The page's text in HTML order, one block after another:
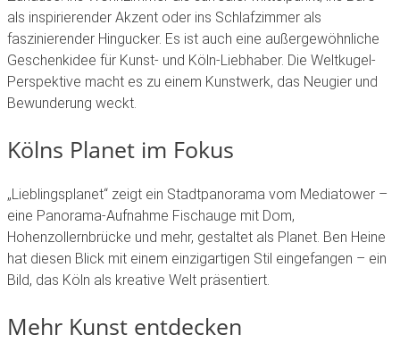
als inspirierender Akzent oder ins Schlafzimmer als
faszinierender Hingucker. Es ist auch eine außergewöhnliche
Geschenkidee für Kunst- und Köln-Liebhaber. Die Weltkugel-
Perspektive macht es zu einem Kunstwerk, das Neugier und
Bewunderung weckt.
Kölns Planet im Fokus
„Lieblingsplanet“ zeigt ein Stadtpanorama vom Mediatower –
eine Panorama-Aufnahme Fischauge mit Dom,
Hohenzollernbrücke und mehr, gestaltet als Planet. Ben Heine
hat diesen Blick mit einem einzigartigen Stil eingefangen – ein
Bild, das Köln als kreative Welt präsentiert.
Mehr Kunst entdecken